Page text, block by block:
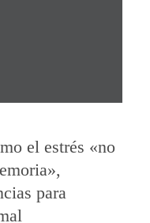
el estrés «no
para